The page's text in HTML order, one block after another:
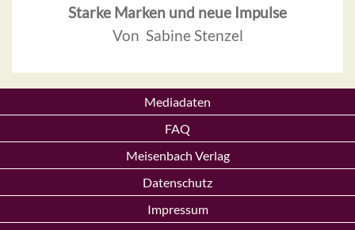
Starke Marken und neue Impulse
Von Sabine Stenzel
Mediadaten
FAQ
Meisenbach Verlag
Datenschutz
Impressum